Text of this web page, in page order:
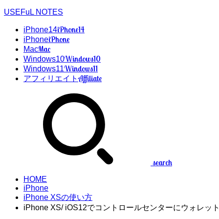
USEFuL NOTES
iPhone14iPhone14
iPhoneiPhone
MacMac
Windows10Windows10
Windows11Windows11
アフィリエイトAffiliate
search
HOME
iPhone
iPhone XSの使い方
iPhone XS/ iOS12でコントロールセンターにウォレッ